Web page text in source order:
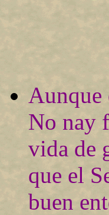
Aunque
No nay
vida de
que el
buen